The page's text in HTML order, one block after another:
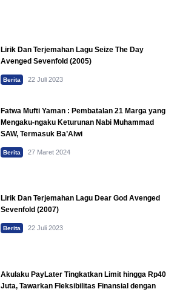
Lirik Dan Terjemahan Lagu Seize The Day
Avenged Sevenfold (2005)
Berita 22 Juli 2023
Fatwa Mufti Yaman : Pembatalan 21 Marga yang
Mengaku-ngaku Keturunan Nabi Muhammad
SAW, Termasuk Ba’Alwi
Berita 27 Maret 2024
Lirik Dan Terjemahan Lagu Dear God Avenged
Sevenfold (2007)
Berita 22 Juli 2023
Akulaku PayLater Tingkatkan Limit hingga Rp40
Juta, Tawarkan Fleksibilitas Finansial dengan